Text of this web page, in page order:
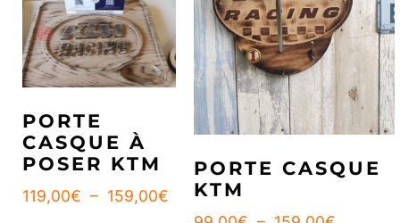
PORTE
CASQUE À
POSER KTM
119,00€ – 159,00€
PORTE CASQUE
KTM